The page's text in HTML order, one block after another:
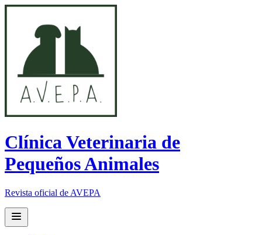
Clínica Veterinaria de
Pequeños Animales
Revista oficial de AVEPA
Open main menu